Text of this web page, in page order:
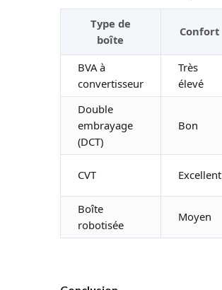
Type de
boîte
Confort
BVA à
convertisseur
Très
élevé
Double
embrayage
(DCT)
Bon
CVT Excellent
Boîte
robotisée
Moyen